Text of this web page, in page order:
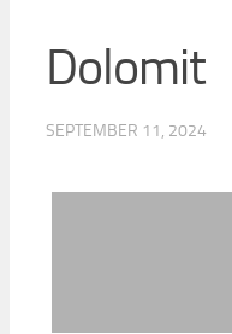
Dolomit
SEPTEMBER 11, 2024